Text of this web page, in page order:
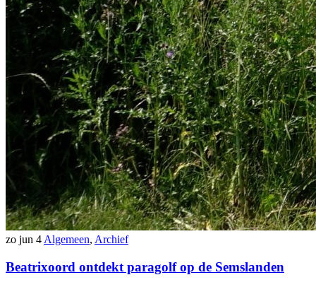
zo jun 4 Algemeen, Archief
Beatrixoord ontdekt paragolf op de Semslanden